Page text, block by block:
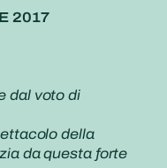
2017
dal voto di
della
da questa forte